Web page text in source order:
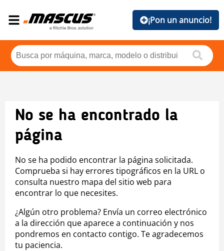
¡Pon un anuncio!
No se ha encontrado la
página
No se ha podido encontrar la página solicitada.
Comprueba si hay errores tipográficos en la URL o
consulta nuestro mapa del sitio web para
encontrar lo que necesites.
¿Algún otro problema? Envía un correo electrónico
a la dirección que aparece a continuación y nos
pondremos en contacto contigo. Te agradecemos
tu paciencia.